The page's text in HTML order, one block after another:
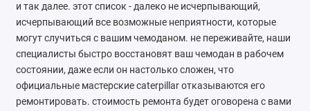
и так далее. этот список - далеко не исчерпывающий,
исчерпывающий все возможные неприятности, которые
могут случиться с вашим чемоданом. не переживайте, наши
специалисты быстро восстановят ваш чемодан в рабочем
состоянии, даже если он настолько сложен, что
официальные мастерские caterpillar отказываются его
ремонтировать. стоимость ремонта будет оговорена с вами